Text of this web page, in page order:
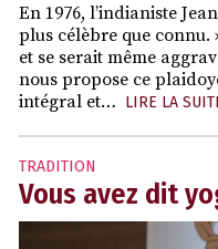
En 1976, l’indianiste
plus célèbre que connu.
et se serait même
nous propose ce
intégral et… LIRE LA
TRADITION
Vous avez dit